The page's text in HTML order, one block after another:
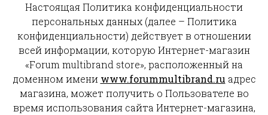
Настоящая Политика конфиденциальности
персональных данных (далее – Политика
конфиденциальности) действует в отношении
всей информации, которую Интернет-магазин
«Forum multibrand store», расположенный на
доменном имени www.forummultibrand.ru адрес
магазина, может получить о Пользователе во
время использования сайта Интернет-магазина,